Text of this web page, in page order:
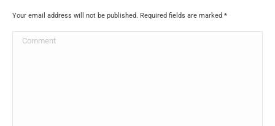
Your email address will not be published. Required fields are marked *
Comment